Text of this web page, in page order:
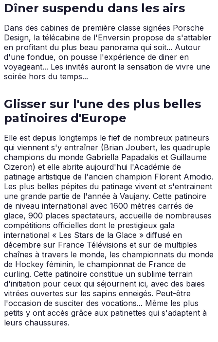
Dîner suspendu dans les airs
Dans des cabines de première classe signées Porsche
Design, la télécabine de l'Enversin propose de s'attabler
en profitant du plus beau panorama qui soit... Autour
d'une fondue, on pousse l'expérience de diner en
voyageant... Les invités auront la sensation de vivre une
soirée hors du temps...
Glisser sur l'une des plus belles
patinoires d'Europe
Elle est depuis longtemps le fief de nombreux patineurs
qui viennent s'y entraîner (Brian Joubert, les quadruple
champions du monde Gabriella Papadakis et Guillaume
Cizeron) et elle abrite aujourd'hui l'Académie de
patinage artistique de l'ancien champion Florent Amodio.
Les plus belles pépites du patinage vivent et s'entrainent
une grande partie de l'année à Vaujany. Cette patinoire
de niveau international avec 1600 mètres carrés de
glace, 900 places spectateurs, accueille de nombreuses
compétitions officielles dont le prestigieux gala
international « Les Stars de la Glace » diffusé en
décembre sur France Télévisions et sur de multiples
chaînes à travers le monde, les championnats du monde
de Hockey féminin, le championnat de France de
curling. Cette patinoire constitue un sublime terrain
d'initiation pour ceux qui séjournent ici, avec des baies
vitrées ouvertes sur les sapins enneigés. Peut-être
l'occasion de susciter des vocations... Même les plus
petits y ont accès grâce aux patinettes qui s'adaptent à
leurs chaussures.